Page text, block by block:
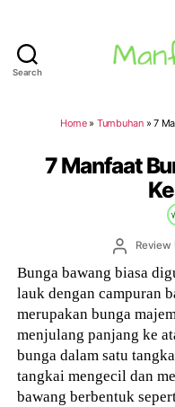
Search
Home» Tumbuhan»7
7 Manfaat
PostReview
Bunga bawang biasa
lauk dengan campuran
merupakan bunga
menjulang panjang ke
bunga dalam satu
tangkai mengecil dan
bawang berbentuk